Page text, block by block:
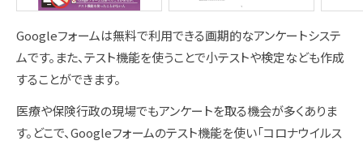
Googleフォームは無料で利用できる画期的なアンケートシステ
ムです。また、テスト機能を使うことで小テストや検定なども作成
することができます。
医療や保険行政の現場でもアンケートを取る機会が多くありま
す。どこで、Googleフォームのテスト機能を使い「コロナウイルス